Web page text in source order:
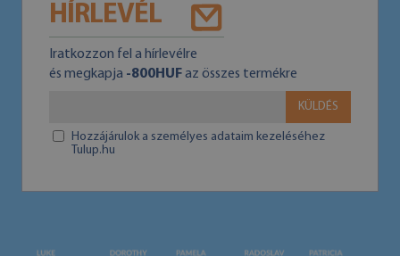
HÍRLEVÉL
Iratkozzon fel a hírlevélre
és megkapja -800HUFaz összes termékre
KÜLDÉS
Hozzájárulok a személyes adataim kezeléséhez
Tulup.hu